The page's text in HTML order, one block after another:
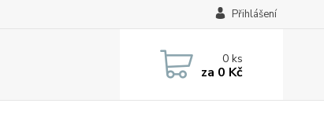
Přihlášení
0ks
za 0 Kč